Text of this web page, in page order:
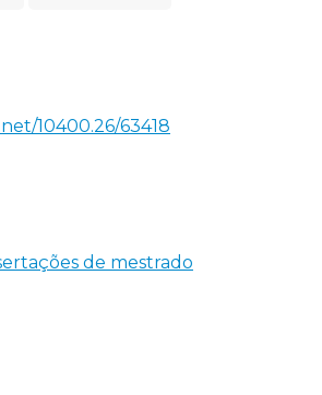
10400.26/63418
de mestrado